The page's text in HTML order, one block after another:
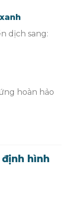
dịch sang:
hoàn hảo
hình